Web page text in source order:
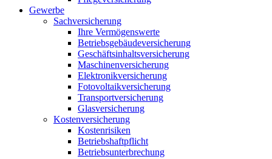
Gewerbe
Sachversicherung
Ihre Vermögenswerte
Betriebsgebäudeversicherung
Geschäftsinhaltsversicherung
Maschinenversicherung
Elektronikversicherung
Fotovoltaikversicherung
Transportversicherung
Glasversicherung
Kostenversicherung
Kostenrisiken
Betriebshaftpflicht
Betriebsunterbrechung